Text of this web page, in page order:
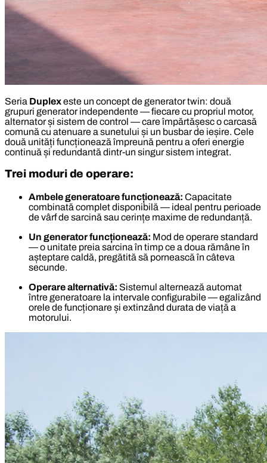
Seria Duplexeste un concept de generator twin: două
grupuri generator independente — fiecare cu propriul motor,
alternator și sistem de control — care împărtășesc o carcasă
comună cu atenuare a sunetului și un busbar de ieșire. Cele
două unități funcționează împreună pentru a oferi energie
continuă și redundantă dintr-un singur sistem integrat.
Trei moduri de operare:
Ambele generatoare funcționează: Capacitate
combinată complet disponibilă — ideal pentru perioade
de vârf de sarcină sau cerințe maxime de redundanță.
Un generator funcționează: Mod de operare standard
— o unitate preia sarcina în timp ce a doua rămâne în
așteptare caldă, pregătită să pornească în câteva
secunde.
Operare alternativă: Sistemul alternează automat
între generatoare la intervale configurabile — egalizând
orele de funcționare și extinzând durata de viață a
motorului.